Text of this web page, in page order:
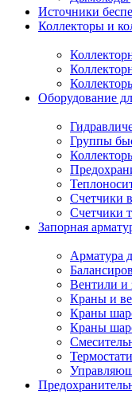
Источники
Коллекторы и
Оборудование
Группы
Счетчики
Счетчики
Запорная
Арматура
Вентили и
Краны и
Краны
Краны